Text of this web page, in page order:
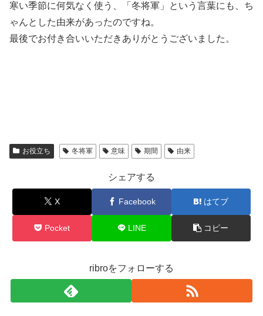
寒い季節に何気なく使う、「冬将軍」という言葉にも、ち
ゃんとした由来があったのですね。
最後でお付き合いいただきありがとうございました。
お役立ち 冬将軍 意味 期間 由来
シェアする
X Facebook はてブ
Pocket LINE コピー
ribroをフォローする